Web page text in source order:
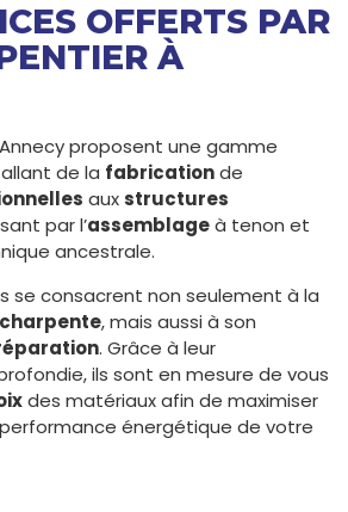
OFFERTS PAR
À
proposent une gamme
de la fabricationde
auxstructures
par l’assemblageà tenon et
ancestrale.
se consacrent non seulement à la
charpente, mais aussi à son
. Grâce à leur
ils sont en mesure de vous
des matériaux afin de maximiser
énergétique de votre